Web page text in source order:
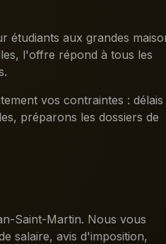
étudiants aux grandes
l'offre répond à tous les
vos contraintes : délais
préparons les dossiers de
Saint-Martin. Nous vous
salaire, avis d'imposition,